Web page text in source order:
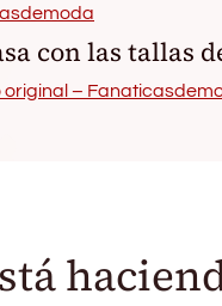
con las tallas
–